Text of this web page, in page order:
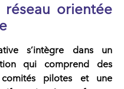
orientée
s’intègre dans un
qui comprend des
pilotes et une